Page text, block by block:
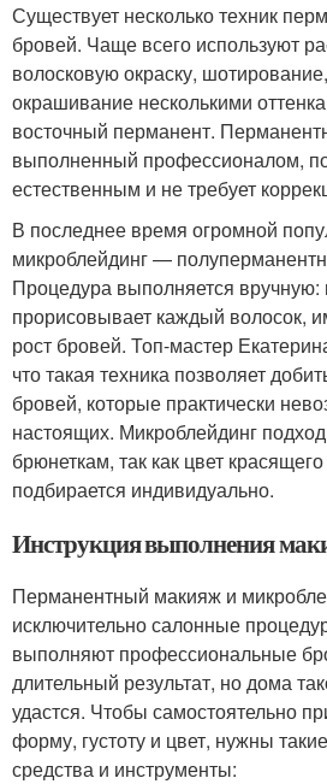
Существует несколько техник
бровей. Чаще всего используют
волосковую окраску,
окрашивание несколькими
восточный перманент.
выполненный профессионалом,
естественным и не требует
В последнее время огромной
микроблейдинг —
Процедура выполняется
прорисовывает каждый волосок,
рост бровей. Топ-мастер
что такая техника позволяет
бровей, которые практически
настоящих. Микроблейдинг
брюнеткам, так как цвет
подбирается индивидуально.
Инструкция выполнения
Перманентный макияж и
исключительно салонные
выполняют профессиональные
длительный результат, но дома
удастся. Чтобы самостоятельно
форму, густоту и цвет, нужны
средства и инструменты: